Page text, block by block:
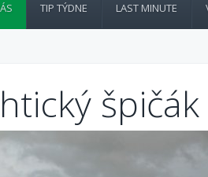
TIP TÝDNE LAST MINUTE
špičák